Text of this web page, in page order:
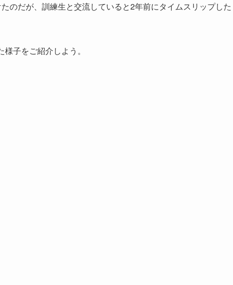
のだが、訓練生と交流していると2年前にタイムスリップした
子をご紹介しよう。